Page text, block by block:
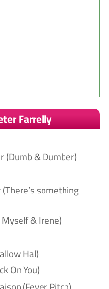
Farrelly
(Dumb & Dumber)
something
& Irene)
Hal)
On You)